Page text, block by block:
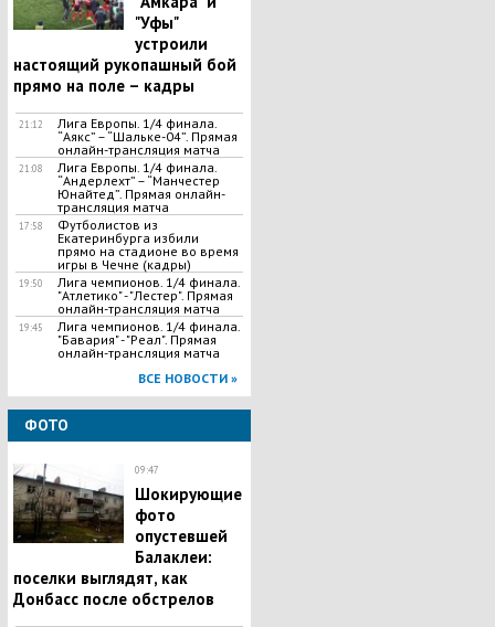
"Уфы"
устроили
настоящий рукопашный бой
прямо на поле – кадры
21:12
Лига Европы. 1/4 финала.
“Аякс” – “Шальке-04”. Прямая
онлайн-трансляция матча
21:08
Лига Европы. 1/4 финала.
“Андерлехт” – “Манчестер
Юнайтед”. Прямая онлайн-
трансляция матча
17:58
Футболистов из
Екатеринбурга избили
прямо на стадионе во время
игры в Чечне (кадры)
19:50
Лига чемпионов. 1/4 финала.
"Атлетико" - "Лестер". Прямая
онлайн-трансляция матча
19:45
Лига чемпионов. 1/4 финала.
"Бавария" - "Реал". Прямая
онлайн-трансляция матча
ВСЕ НОВОСТИ »
ФОТО
09:47
Шокирующие
фото
опустевшей
Балаклеи:
поселки выглядят, как
Донбасс после обстрелов